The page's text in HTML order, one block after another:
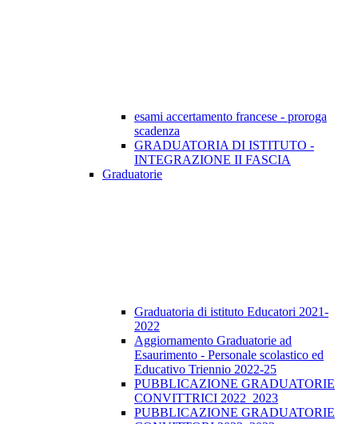
esami accertamento francese - proroga
scadenza
GRADUATORIA DI ISTITUTO -
INTEGRAZIONE II FASCIA
Graduatorie
Graduatoria di istituto Educatori 2021-
2022
Aggiornamento Graduatorie ad
Esaurimento - Personale scolastico ed
Educativo Triennio 2022-25
PUBBLICAZIONE GRADUATORIE
CONVITTRICI 2022_2023
PUBBLICAZIONE GRADUATORIE